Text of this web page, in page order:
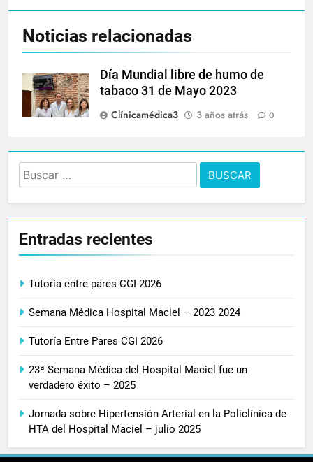
Noticias relacionadas
Día Mundial libre de humo de
tabaco 31 de Mayo 2023
Clínicamédica3
3 años atrás 0
Buscar:
Entradas recientes
Tutoría entre pares CGI 2026
Semana Médica Hospital Maciel – 2023 2024
Tutoría Entre Pares CGI 2026
23ª Semana Médica del Hospital Maciel fue un
verdadero éxito – 2025
Jornada sobre Hipertensión Arterial en la Policlínica de
HTA del Hospital Maciel – julio 2025